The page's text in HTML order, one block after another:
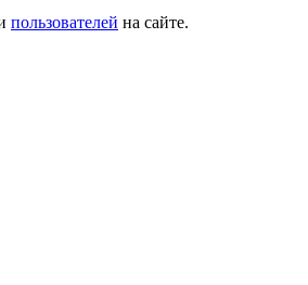
пользователей на сайте.